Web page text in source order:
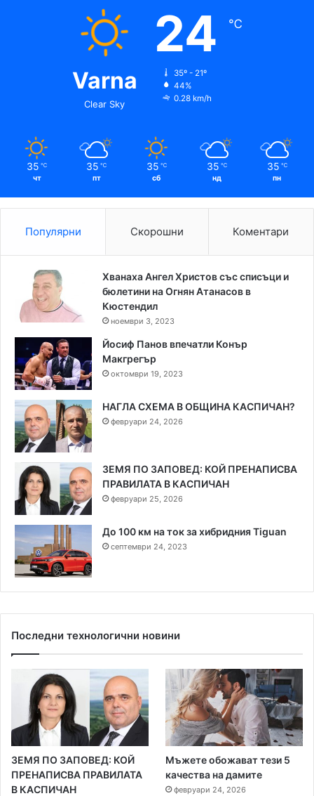
Varna
Clear Sky
24 ℃
35º - 21º
44%
0.28 km/h
35 ℃
чт
35 ℃
пт
35 ℃
сб
35 ℃
нд
35 ℃
пн
Популярни Скорошни Коментари
Хванаха Ангел Христов със списъци и
бюлетини на Огнян Атанасов в
Кюстендил
ноември 3, 2023
Йосиф Панов впечатли Конър
Макгрегър
октомври 19, 2023
НАГЛА СХЕМА В ОБЩИНА КАСПИЧАН?
февруари 24, 2026
ЗЕМЯ ПО ЗАПОВЕД: КОЙ ПРЕНАПИСВА
ПРАВИЛАТА В КАСПИЧАН
февруари 25, 2026
До 100 км на ток за хибридния Tiguan
септември 24, 2023
Последни технологични новини
ЗЕМЯ ПО ЗАПОВЕД: КОЙ
ПРЕНАПИСВА ПРАВИЛАТА
В КАСПИЧАН
Мъжете обожават тези 5
качества на дамите
февруари 24, 2026